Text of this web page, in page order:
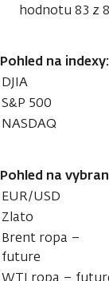
hodnotu 83 z
Pohled na indexy:
DJIA
S&P 500
NASDAQ
Pohled na
EUR/USD
Zlato
Brent ropa –
future
WTI ropa –